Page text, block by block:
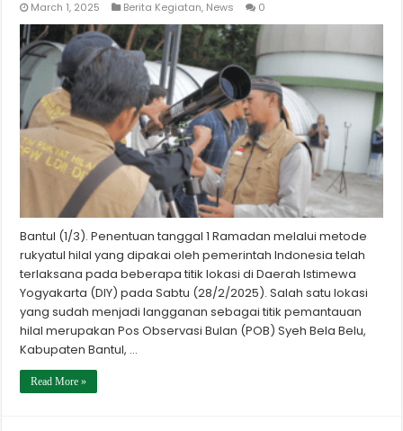
March 1, 2025 Berita Kegiatan, News 0
Bantul (1/3). Penentuan tanggal 1 Ramadan melalui metode
rukyatul hilal yang dipakai oleh pemerintah Indonesia telah
terlaksana pada beberapa titik lokasi di Daerah Istimewa
Yogyakarta (DIY) pada Sabtu (28/2/2025). Salah satu lokasi
yang sudah menjadi langganan sebagai titik pemantauan
hilal merupakan Pos Observasi Bulan (POB) Syeh Bela Belu,
Kabupaten Bantul, …
Read More »